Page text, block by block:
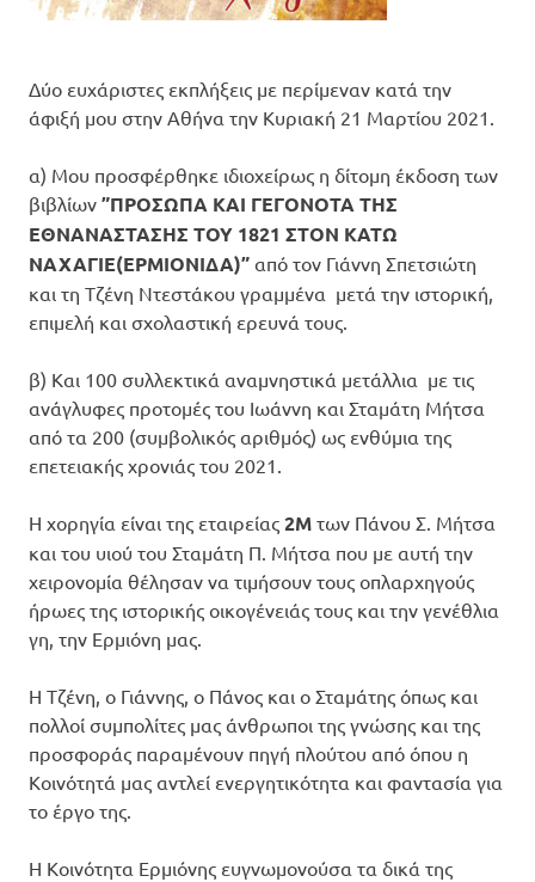
Δύο ευχάριστες εκπλήξεις με περίμεναν κατά την
άφιξή μου στην Αθήνα την Κυριακή 21 Μαρτίου 2021.
α) Μου προσφέρθηκε ιδιοχείρως η δίτομη έκδοση των
βιβλίων ”ΠΡΟΣΩΠΑ ΚΑΙ ΓΕΓΟΝΟΤΑ ΤΗΣ
ΕΘΝΑΝΑΣΤΑΣΗΣ ΤΟΥ 1821 ΣΤΟΝ ΚΑΤΩ
ΝΑΧΑΓΙΕ(ΕΡΜΙΟΝΙΔΑ)” από τον Γιάννη Σπετσιώτη
και τη Τζένη Ντεστάκου γραμμένα μετά την ιστορική,
επιμελή και σχολαστική ερευνά τους.
β) Και 100 συλλεκτικά αναμνηστικά μετάλλια με τις
ανάγλυφες προτομές του Ιωάννη και Σταμάτη Μήτσα
από τα 200 (συμβολικός αριθμός) ως ενθύμια της
επετειακής χρονιάς του 2021.
Η χορηγία είναι της εταιρείας 2Μ των Πάνου Σ. Μήτσα
και του υιού του Σταμάτη Π. Μήτσα που με αυτή την
χειρονομία θέλησαν να τιμήσουν τους οπλαρχηγούς
ήρωες της ιστορικής οικογένειάς τους και την γενέθλια
γη, την Ερμιόνη μας.
Η Τζένη, ο Γιάννης, ο Πάνος και ο Σταμάτης όπως και
πολλοί συμπολίτες μας άνθρωποι της γνώσης και της
προσφοράς παραμένουν πηγή πλούτου από όπου η
Κοινότητά μας αντλεί ενεργητικότητα και φαντασία για
το έργο της.
Η Κοινότητα Ερμιόνης ευγνωμονούσα τα δικά της